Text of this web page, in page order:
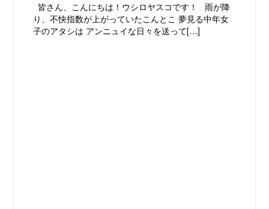
皆さん、こんにちは！ウシロヤスコです！ 雨が降
り、不快指数が上がっていたこんとこ 夢見る中年女
子のアタシは アンニュイな日々を送って[…]